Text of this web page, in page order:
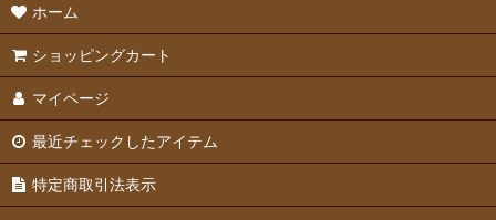
ホーム
ショッピングカート
マイページ
最近チェックしたアイテム
特定商取引法表示